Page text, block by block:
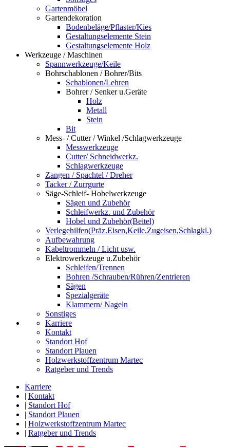
Gartenmöbel
Gartendekoration
Bodenbeläge/Pflaster/Kies
Gestaltungselemente Stein
Gestaltungselemente Holz
Werkzeuge / Maschinen
Spannwerkzeuge/Keile
Bohrschablonen / Bohrer/Bits
Schablonen/Lehren
Bohrer / Senker u.Geräte
Holz
Metall
Stein
Bit
Mess- / Cutter / Winkel /Schlagwerkzeuge
Messwerkzeuge
Cutter/ Schneidwerkz.
Schlagwerkzeuge
Zangen / Spachtel / Dreher
Tacker / Zurrgurte
Säge-Schleif- Hobelwerkzeuge
Sägen und Zubehör
Schleifwerkz. und Zubehör
Hobel und Zubehör(Beitel)
Verlegehilfen(Präz.Eisen,Keile,Zugeisen,Schlagkl.)
Aufbewahrung
Kabeltrommeln / Licht usw.
Elektrowerkzeuge u.Zubehör
Schleifen/Trennen
Bohren /Schrauben/Rühren/Zentrieren
Sägen
Spezialgeräte
Klammern/ Nageln
Sonstiges
Karriere
Kontakt
Standort Hof
Standort Plauen
Holzwerkstoffzentrum Martec
Ratgeber und Trends
Karriere
| Kontakt
| Standort Hof
| Standort Plauen
| Holzwerkstoffzentrum Martec
| Ratgeber und Trends